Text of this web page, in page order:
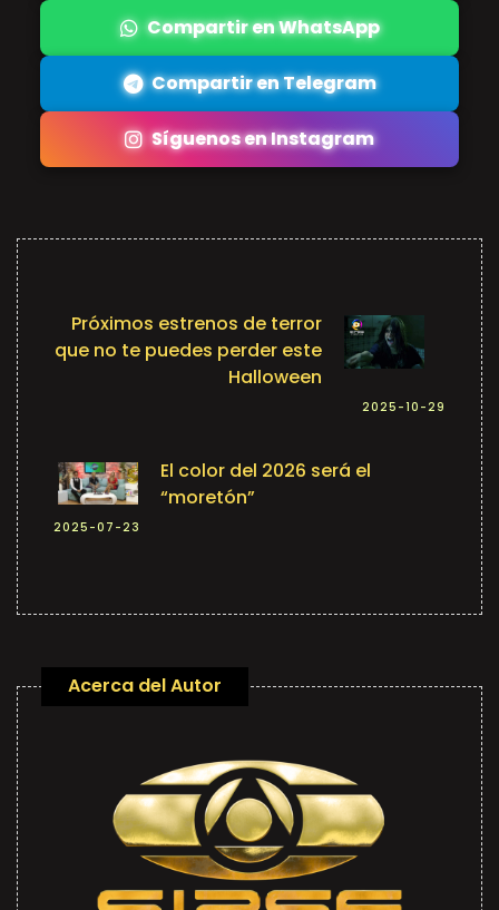
Compartir en WhatsApp
Compartir en Telegram
Síguenos en Instagram
Próximos estrenos de terror
que no te puedes perder este
Halloween
2025-10-29
El color del 2026 será el
“moretón”
2025-07-23
Acerca del Autor